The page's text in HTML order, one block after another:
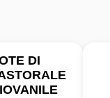
DI